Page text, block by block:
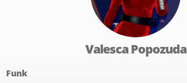
Valesca Popozuda
Funk